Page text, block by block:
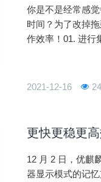
你是不是经常感
时间？为了改掉
作效率！01. 进行
2021-12-16
更快更稳更
12 月 2 日，优麒
器显示模式的记